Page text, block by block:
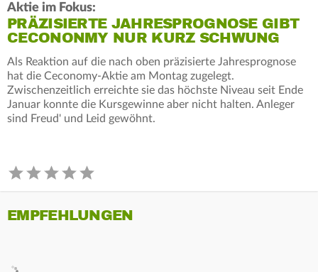
Aktie im Fokus:
PRÄZISIERTE JAHRESPROGNOSE GIBT
CECONONMY NUR KURZ SCHWUNG
Als Reaktion auf die nach oben präzisierte Jahresprognose
hat die Ceconomy-Aktie am Montag zugelegt.
Zwischenzeitlich erreichte sie das höchste Niveau seit Ende
Januar konnte die Kursgewinne aber nicht halten. Anleger
sind Freud' und Leid gewöhnt.
EMPFEHLUNGEN